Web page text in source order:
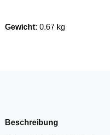
Gewicht: 0.67 kg
Beschreibung